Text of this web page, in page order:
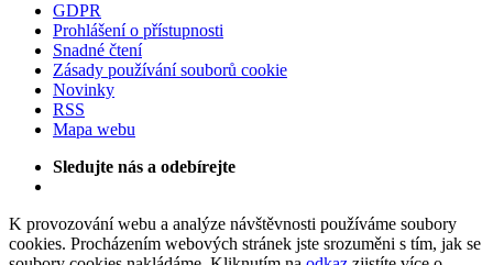
GDPR
Prohlášení o přístupnosti
Snadné čtení
Zásady používání souborů cookie
Novinky
RSS
Mapa webu
Sledujte nás a odebírejte
K provozování webu a analýze návštěvnosti používáme soubory
cookies. Procházením webových stránek jste srozuměni s tím, jak se